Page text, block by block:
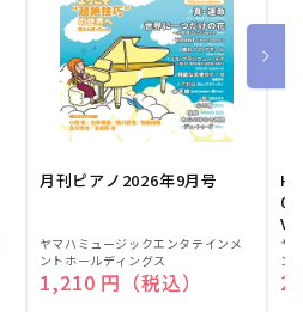
月刊ピアノ2026年9月号
販
売
元:
ヤマハミュージックエンタテインメ
ントホールディングス
通常価格
1,210 円（税込）
販
売
元:
ヤ
ン